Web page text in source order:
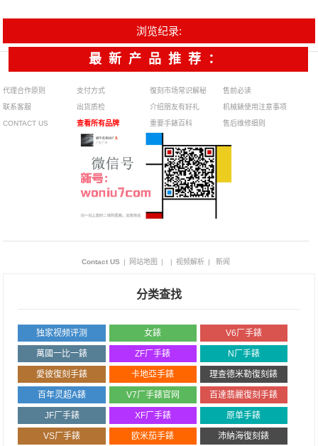
浏览纪录:
最新产品推荐：
代理合作原则
联系客服
CONTACT US
支付方式
出货质检
查看所有品牌
復刻市场常识解秘
介绍朋友有好礼
重要手錶百科
售前必读
机械錶使用注意事项
售后维修细则
Contact US | 网站地图 | | 视频解析 | 新闻
分类查找
独家视频评测 女錶 V6厂手錶
萬國一比一錶 ZF厂手錶 N厂手錶
愛彼復刻手錶 卡地亞手錶 理查德米勒復刻錶
百年灵超A錶 V7厂手錶官网 百達翡麗復刻手錶
JF厂手錶 XF厂手錶 原单手錶
VS厂手錶 欧米茄手錶 沛納海復刻錶